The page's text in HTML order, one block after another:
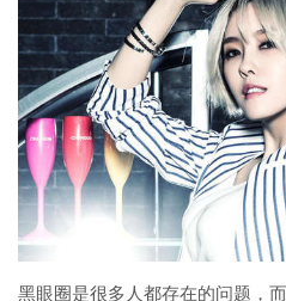
黑眼圈是很多人都存在的问题，